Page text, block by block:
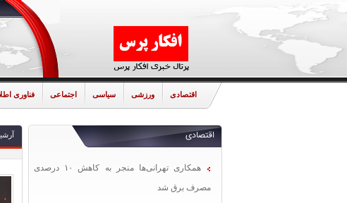
اقتصادی ورزشی سیاسی اجتماعی فناوری
اقتصادی
همکاری تهرانی‌ها منجر به کاهش ۱۰ درصدی
مصرف برق شد